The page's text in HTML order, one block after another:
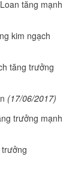
tăng mạnh
kim ngạch
tăng trưởng
(17/06/2017)
trưởng mạnh